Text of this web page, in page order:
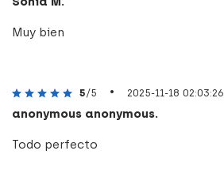
Muy bien
5/5 • 2025-11-18 02:03:26
anonymous anonymous.
Todo perfecto